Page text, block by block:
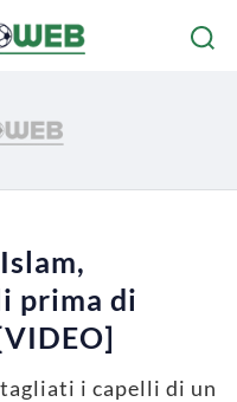
prima di
i capelli di un